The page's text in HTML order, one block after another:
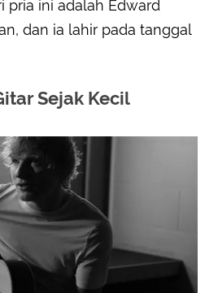
pria ini adalah Edward
dan ia lahir pada tanggal
Sejak Kecil